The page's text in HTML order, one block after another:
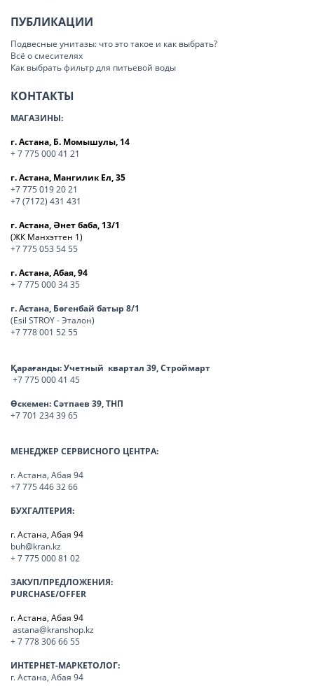
ПУБЛИКАЦИИ
Подвесные унитазы: что это такое и как выбрать?
Всё о смесителях
Как выбрать фильтр для питьевой воды
КОНТАКТЫ
МАГАЗИНЫ:
г. Астана, Б. Момышулы, 14
+ 7 775 000 41 21
г. Астана, Мангилик Ел, 35
+7 775 019 20 21
+7 (7172) 431 431
г. Астана, Әнет баба, 13/1
(ЖК Манхэттен 1)
+7 775 053 54 55
г. Астана, Абая, 94
+ 7 775 000 34 35
г. Астана, Бөгенбай батыр 8/1
(Esil STROY - Эталон)
+7 778 001 52 55
Қарағанды:Учетный квартал 39, Строймарт
+7 775 000 41 45
Өскемен:Сәтпаев 39, ТНП
+7 701 234 39 65
МЕНЕДЖЕР СЕРВИСНОГО ЦЕНТРА:
г. Астана, Абая 94
+7 775 446 32 66
БУХГАЛТЕРИЯ:
г. Астана, Абая 94
buh@kran.kz
+ 7 775 000 81 02
ЗАКУП/ПРЕДЛОЖЕНИЯ:
PURCHASE/OFFER
г. Астана, Абая 94
astana@kranshop.kz
+ 7 778 306 66 55
ИНТЕРНЕТ-МАРКЕТОЛОГ:
г. Астана, Абая 94